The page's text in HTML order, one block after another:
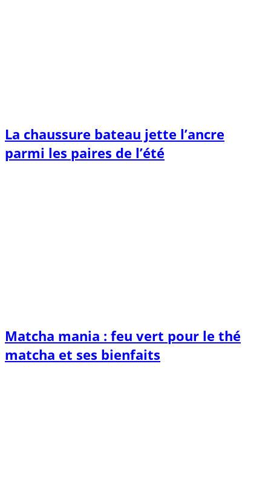
La chaussure bateau jette l’ancre
parmi les paires de l’été
Matcha mania : feu vert pour le thé
matcha et ses bienfaits